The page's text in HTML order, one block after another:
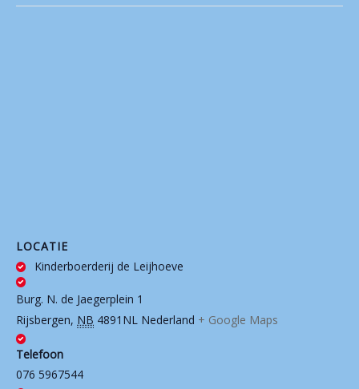
LOCATIE
Kinderboerderij de Leijhoeve
Burg. N. de Jaegerplein 1
Rijsbergen, NB 4891NL Nederland + Google Maps
Telefoon
076 5967544